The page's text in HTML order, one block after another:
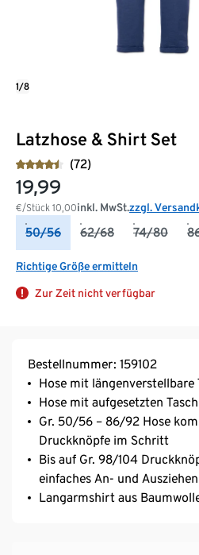
Latzhose & Shirt Set
(72)
19,99
€/Stück 10,00inkl. MwSt.zzgl.
50/56 62/68 74/80
Richtige Größe ermitteln
Zur Zeit nicht verfügbar
1/8
Bestellnummer: 159102
Hose mit
Hose mit aufgesetzten
Gr. 50/56 – 86/92 Hose
Druckknöpfe im Schritt
Bis auf Gr. 98/104
einfaches An- und Ausziehen
Langarmshirt aus